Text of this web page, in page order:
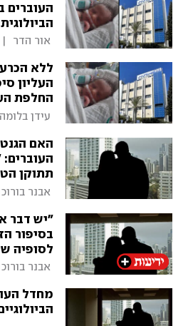
העוברים
לשלום"
אור הדר
ללא
העליון
החלפת
עידן
האם
תתוקן
סופיה
אבנר
"יש דבר
בסיפור
לסופיה
את
אבנר
מחדל